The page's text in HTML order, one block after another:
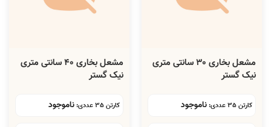
مشعل بخاری 30 سانتی متری
نیک گستر
کارتن 35 عددی: ناموجود
مشعل بخاری 40 سانتی متری
نیک گستر
کارتن 35 عددی: ناموجود